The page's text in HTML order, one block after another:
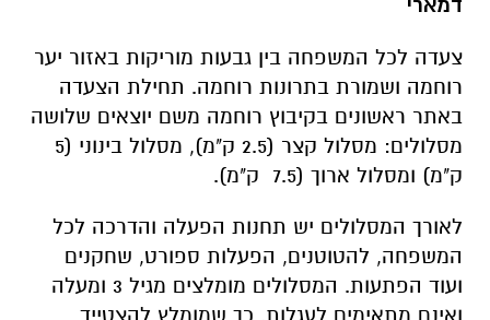
באתר ראשונים בקיבוץ רוחמה משם יוצאים שלושה
ק"מ) ומסלול ארוך (7.5 ק"מ).
לאורך המסלולים יש תחנות הפעלה והדרכה לכל
המשפחה, להטוטנים, הפעלות ספורט, שחקנים
במנשאים.